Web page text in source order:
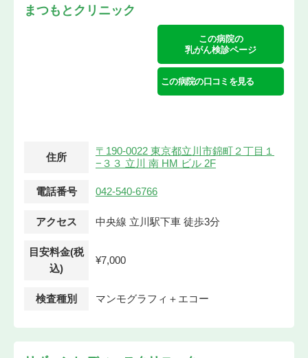
まつもとクリニック
この病院の
乳がん検診ページ
この病院の口コミを見る
住所
〒190-0022 東京都立川市錦町２丁目１
−３３ 立川 南 HM ビル 2F
電話番号 042-540-6766
アクセス 中央線 立川駅下車 徒歩3分
目安料金(税
込)
¥7,000
検査種別 マンモグラフィ＋エコー